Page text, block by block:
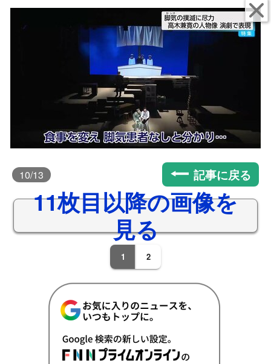
10/13 記事に戻る
11枚目以降の画像を
見る
1 2